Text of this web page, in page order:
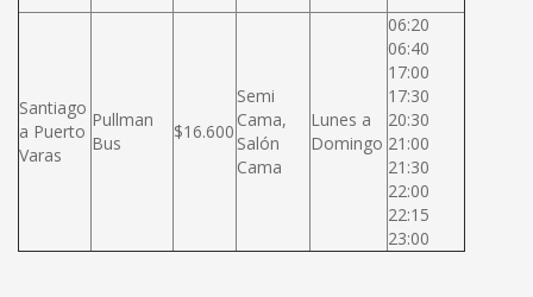
Santiago
a Puerto
Varas
Pullman
Bus
$16.600
Semi
Cama,
Salón
Cama
Lunes a
Domingo
06:20
06:40
17:00
17:30
20:30
21:00
21:30
22:00
22:15
23:00